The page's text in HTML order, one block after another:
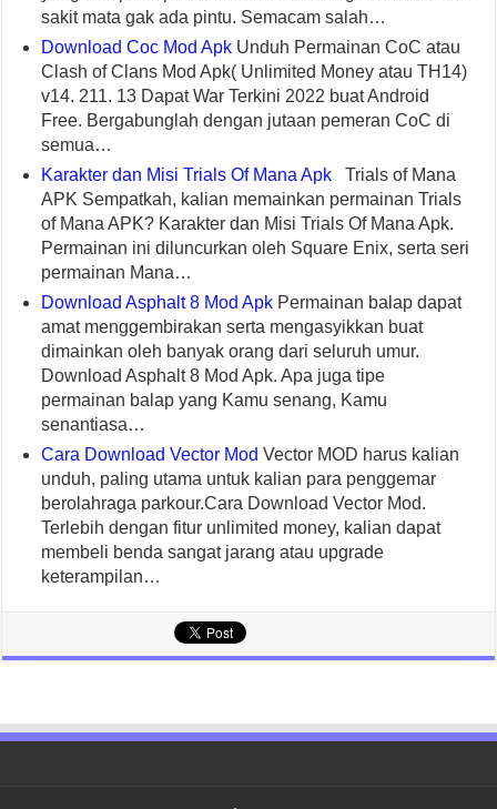
sakit mata gak ada pintu. Semacam salah…
Download Coc Mod Apk Unduh Permainan CoC atau
Clash of Clans Mod Apk( Unlimited Money atau TH14)
v14. 211. 13 Dapat War Terkini 2022 buat Android
Free. Bergabunglah dengan jutaan pemeran CoC di
semua…
Karakter dan Misi Trials Of Mana Apk Trials of Mana
APK Sempatkah, kalian memainkan permainan Trials
of Mana APK? Karakter dan Misi Trials Of Mana Apk.
Permainan ini diluncurkan oleh Square Enix, serta seri
permainan Mana…
Download Asphalt 8 Mod Apk Permainan balap dapat
amat menggembirakan serta mengasyikkan buat
dimainkan oleh banyak orang dari seluruh umur.
Download Asphalt 8 Mod Apk. Apa juga tipe
permainan balap yang Kamu senang, Kamu
senantiasa…
Cara Download Vector Mod Vector MOD harus kalian
unduh, paling utama untuk kalian para penggemar
berolahraga parkour.Cara Download Vector Mod.
Terlebih dengan fitur unlimited money, kalian dapat
membeli benda sangat jarang atau upgrade
keterampilan…